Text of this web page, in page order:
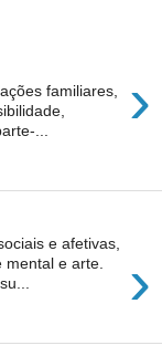
›
familiares,
...
›
e afetivas,
e arte.